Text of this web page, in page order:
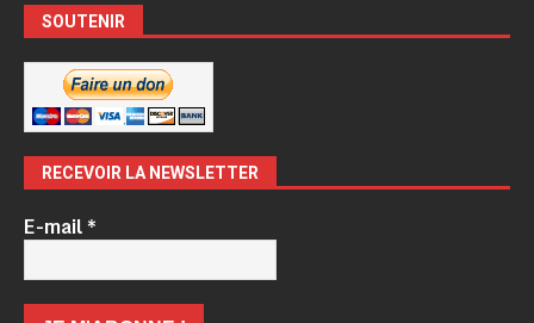
SOUTENIR
RECEVOIR LA NEWSLETTER
E-mail*